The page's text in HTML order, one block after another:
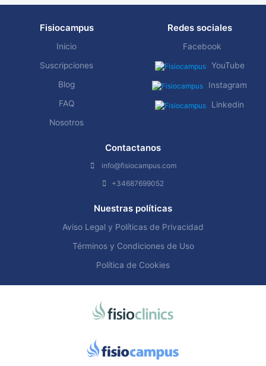
Fisiocampus
Inicio
Suscripciones
Blog
FAQ
Nosotros
Redes sociales
Facebook
YouTube
Instagram
Linkedin
Contactanos
info@fisiocampus.com
+34687699052
Nuestras políticas
Aviso Legal y Políticas de Privacidad
Términos y Condiciones de Uso
Política de Cookies